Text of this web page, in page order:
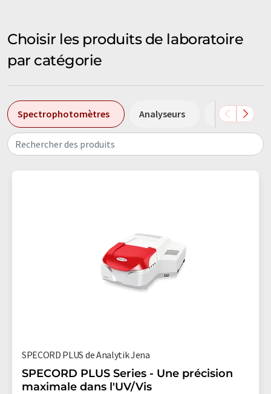
Choisir les produits de laboratoire
par catégorie
Spectrophotomètres Analyseurs Systèmes
Rechercher des produits
SPECORD PLUS de Analytik Jena
SPECORD PLUS Series - Une précision
maximale dans l'UV/Vis